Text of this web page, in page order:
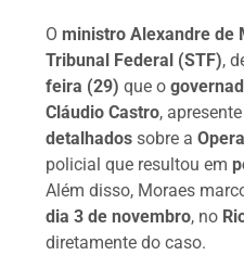
at
s
A
p
p
c
e
b
o
o
k
s
s
e
n
g
er
p
y
Li
n
k
O ministro Alexandre de
Tribunal Federal (STF),
feira (29) que o
Cláudio Castro,
detalhados sobre a
policial que resultou em
Além disso, Moraes
dia 3 de novembro, no
diretamente do caso.